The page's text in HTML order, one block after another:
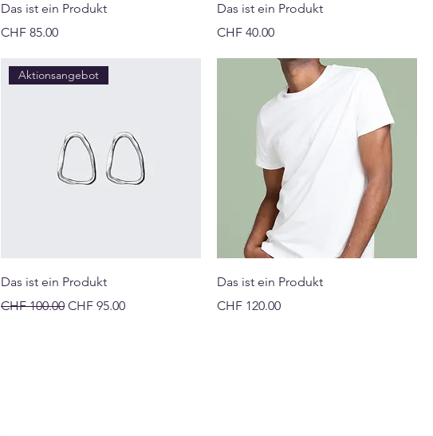
Das ist ein Produkt
Preis
CHF 85.00
Das ist ein Produkt
Preis
CHF 40.00
Aktionsangebot
Das ist ein Produkt
Standardpreis
CHF 100.00 Sale-Preis
CHF 95.00
Das ist ein Produkt
Preis
CHF 120.00